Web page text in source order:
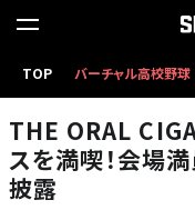
TOP バーチャル高校野球
THE ORAL
スを満喫！会場
披露